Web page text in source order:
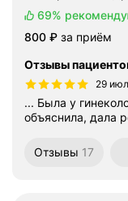
69%
Цена
800 ₽ за приём
Отзывы
29
... Была у
объяснила, дала
Отзывы 17